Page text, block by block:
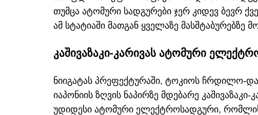
თუმცა ატომური სადგურები ჯერ კიდევ ბევრ
ამ სტატიაში მათგან ყველაზე მასშტაბურებზე
კაშივაზაკი-კარივას ატომური
ნიიგატას პრეფექტურაში, ტოკიოს ჩრდილო-
იაპონიის ზღვის ნაპირზე მდებარე
უდიდესი ატომური ელექტროსადგური,